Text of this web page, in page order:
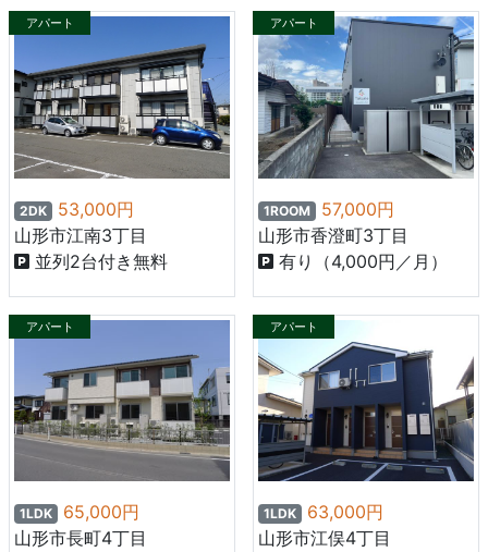
アパート
2DK
53,000円
山形市江南3丁目
並列2台付き無料
アパート
1ROOM
57,000円
⼭形市⾹澄町3丁⽬
有り（4,000円／月）
アパート
1LDK
65,000円
山形市長町4丁目
アパート
1LDK
63,000円
山形市江俣4丁目